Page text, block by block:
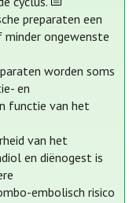
preparaten een
ongewenste
worden soms
en
functie van het
van het
en diënogest is
embolisch risico